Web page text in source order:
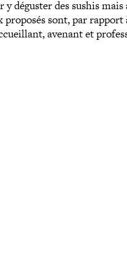
déguster des sushis
sont, par rapport
avenant et